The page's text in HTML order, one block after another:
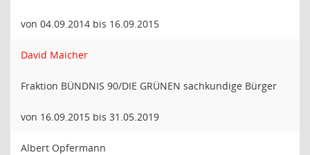
von 04.09.2014 bis 16.09.2015
David Maicher
Fraktion BÜNDNIS 90/DIE GRÜNEN sachkundige Bürger
von 16.09.2015 bis 31.05.2019
Albert Opfermann